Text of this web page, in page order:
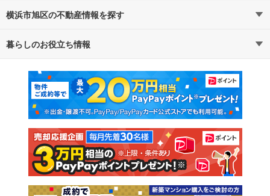
路線・駅から探す
通勤・通学時間から探す
横浜市旭区の不動産情報を探す
不動産・住宅
新築マンション 中古マンション
新築一戸建て 中古一戸建て
注文住宅 土地
売却査定
暮らしのお役立ち情報
マンションカタログ 教えて！住まいの先生